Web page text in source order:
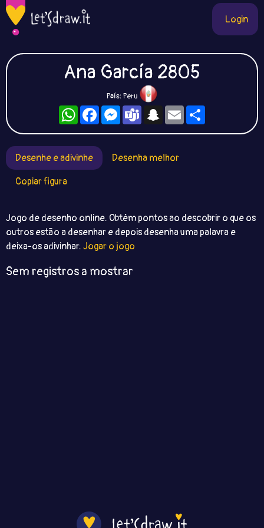
Login
Ana García 2805
País: Peru
WhatsAppFacebookMessengerTeamsSnapchat
Email
Desenhe e adivinhe
Desenha melhor
Copiar figura
Jogo de desenho online. Obtém pontos ao descobrir o que os
outros estão a desenhar e depois desenha uma palavra e
deixa-os adivinhar. Jogar o jogo
Sem registros a mostrar